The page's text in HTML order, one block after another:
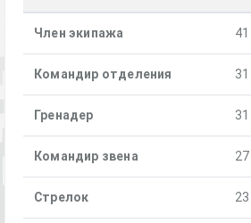
Член экипажа 41
Командир отделения 31
Гренадер 31
Командир звена 27
Стрелок 23